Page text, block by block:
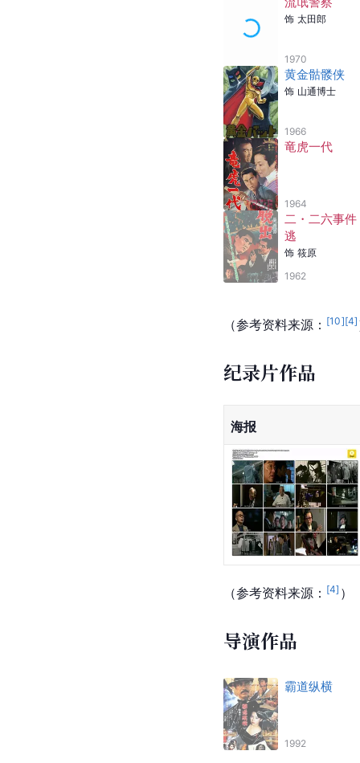
饰 太田郎
1970
黄金骷髅侠
饰 山通博士
1966
竜虎一代
1964
二・二六事件
逃
饰 筱原
1962
（参考资料来源： [10][4]
纪录片作品
海报
（参考资料来源： [4] ）
导演作品
霸道纵横
1992